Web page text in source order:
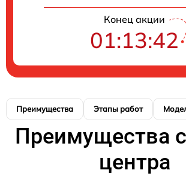
Конец акции
01:13:41
Преимущества Этапы работ
Преимущества
центра